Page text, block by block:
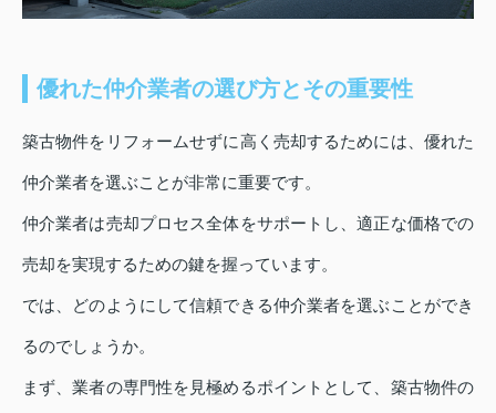
優れた仲介業者の選び方とその重要性
築古物件をリフォームせずに高く売却するためには、優れた
仲介業者を選ぶことが非常に重要です。
仲介業者は売却プロセス全体をサポートし、適正な価格での
売却を実現するための鍵を握っています。
では、どのようにして信頼できる仲介業者を選ぶことができ
るのでしょうか。
まず、業者の専門性を見極めるポイントとして、築古物件の